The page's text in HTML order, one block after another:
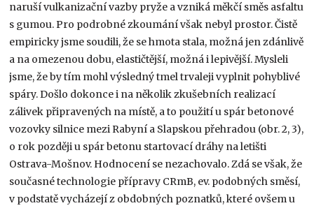
naruší vulkanizační vazby pryže a vzniká měkčí směs asfaltu
s gumou. Pro podrobné zkoumání však nebyl prostor. Čistě
empiricky jsme soudili, že se hmota stala, možná jen zdánlivě
a na omezenou dobu, elastičtější, možná i lepivější. Mysleli
jsme, že by tím mohl výsledný tmel trvaleji vyplnit pohyblivé
spáry. Došlo dokonce i na několik zkušebních realizací
zálivek připravených na místě, a to použití u spár betonové
vozovky silnice mezi Rabyní a Slapskou přehradou (obr. 2, 3),
o rok později u spár betonu startovací dráhy na letišti
Ostrava-Mošnov. Hodnocení se nezachovalo. Zdá se však, že
současné technologie přípravy CRmB, ev. podobných směsí,
v podstatě vycházejí z obdobných poznatků, které ovšem u